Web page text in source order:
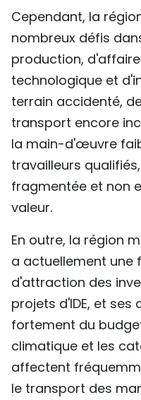
Cependant, la
nombreux défis
production,
technologique et
terrain accidenté,
transport encore
la main-d'œuvre
travailleurs
fragmentée et non
valeur.
En outre, la région
a actuellement une
d'attraction des
projets d'IDE, et
fortement du
climatique et les
affectent
le transport des